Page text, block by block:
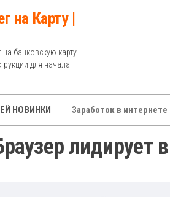
на Карту |
банковскую карту.
для начала
НОВИНКИ Заработок в интернете
лидирует